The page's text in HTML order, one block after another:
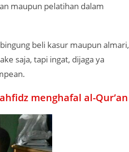
maupun pelatihan dalam
beli kasur maupun almari,
saja, tapi ingat, dijaga ya
menghafal al-Qur’an